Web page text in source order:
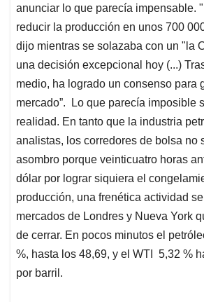
p
k
n
anunciar lo que parecía impensable.
reducir la producción en unos 700
dijo mientras se solazaba con un "la
una decisión excepcional hoy (...)
medio, ha logrado un consenso para
mercado”. Lo que parecía imposible
realidad. En tanto que la industria
analistas, los corredores de bolsa no
asombro porque veinticuatro horas
dólar por lograr siquiera el
producción, una frenética actividad
mercados de Londres y Nueva York
de cerrar. En pocos minutos el
%, hasta los 48,69, y el WTI 5,32 %
por barril.